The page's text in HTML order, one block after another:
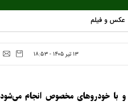
عکس و فیلم
۱۳ تير ۱۴۰۵ - ۱۸:۵۳
و با خودروهای مخصوص انجام می‌شود